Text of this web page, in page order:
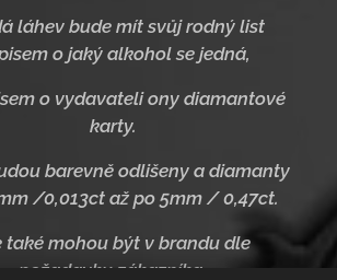
láhev bude mít svůj rodný list
o jaký alkohol se jedná,
o vydavateli ony diamantové
karty.
barevně odlišeny a diamanty
/0,013ct až po 5mm / 0,47ct.
také mohou být v brandu dle
požadavku zákazníka.